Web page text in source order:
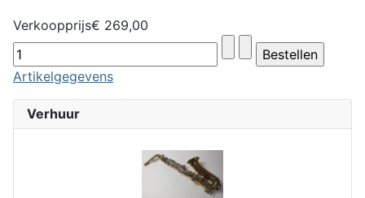
Verhuur
Verkoopprijs€ 269,00
Artikelgegevens